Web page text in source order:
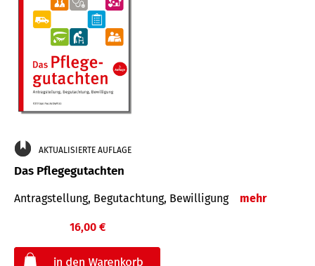
AKTUALISIERTE AUFLAGE
Das Pflegegutachten
Antragstellung, Begutachtung, Bewilligung mehr
16,00 €